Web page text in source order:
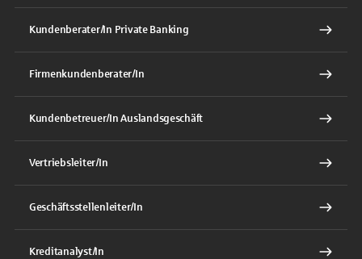
Kundenberater/In Private Banking
Firmenkundenberater/In
Kundenbetreuer/In Auslandsgeschäft
Vertriebsleiter/In
Geschäftsstellenleiter/In
Kreditanalyst/In